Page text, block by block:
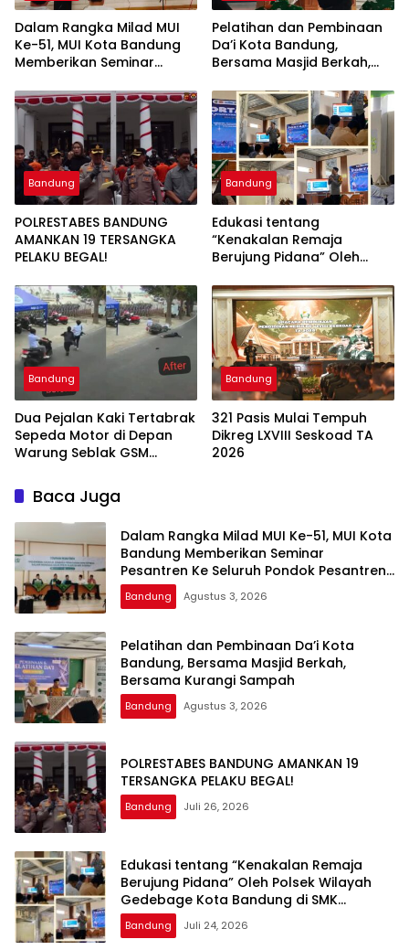
Dalam Rangka Milad MUI
Ke-51, MUI Kota Bandung
Memberikan Seminar
Pondok Pesantren di Kota
Bandung
Pelatihan dan Pembinaan
Da’i Kota Bandung,
Bersama Masjid Berkah,
Bandung
POLRESTABES BANDUNG
AMANKAN 19 TERSANGKA
PELAKU BEGAL!
Bandung
Edukasi tentang
“Kenakalan Remaja
Berujung Pidana” Oleh
Kota Bandung di SMK
Muhammadiyah 3
Bandung
Bandung
Dua Pejalan Kaki Tertabrak
Sepeda Motor di Depan
Warung Seblak GSM
Sempat Mengalami Kejang
Bandung
321 Pasis Mulai Tempuh
Dikreg LXVIII Seskoad TA
2026
Baca Juga
Dalam Rangka Milad MUI Ke-51, MUI Kota
Bandung Memberikan Seminar
Pesantren Ke Seluruh Pondok Pesantren
di Kota Bandung
Bandung Agustus 3, 2026
Pelatihan dan Pembinaan Da’i Kota
Bandung, Bersama Masjid Berkah,
Bersama Kurangi Sampah
Bandung Agustus 3, 2026
POLRESTABES BANDUNG AMANKAN 19
TERSANGKA PELAKU BEGAL!
Bandung Juli 26, 2026
Edukasi tentang “Kenakalan Remaja
Berujung Pidana” Oleh Polsek Wilayah
Gedebage Kota Bandung di SMK
Muhammadiyah 3 Bandung
Bandung Juli 24, 2026